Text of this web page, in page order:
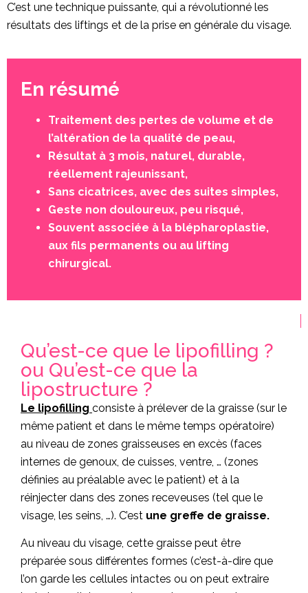
C’est une technique puissante, qui a révolutionné les
résultats des liftings et de la prise en générale du visage.
En résumé
Traitement des pertes de volume et de
l’altération de la qualité de peau,
Résultat à 3 mois, naturel, durable,
réellement rajeunissant,
Sans cicatrices, avec des suites simples,
Geste non douloureux, peu risqué,
Souvent associée à la blépharoplastie,
aux fils permanents ou au lifting
chirurgical.
Qu’est-ce que le lipofilling ?
ou Qu’est-ce que la
lipostructure ?
Le lipofilling consiste à prélever de la graisse (sur le
même patient et dans le même temps opératoire)
au niveau de zones graisseuses en excès (faces
internes de genoux, de cuisses, ventre, … (zones
définies au préalable avec le patient) et à la
réinjecter dans des zones receveuses (tel que le
visage, les seins, …). C’est une greffe de graisse.
Au niveau du visage, cette graisse peut être
préparée sous différentes formes (c’est-à-dire que
l’on garde les cellules intactes ou on peut extraire